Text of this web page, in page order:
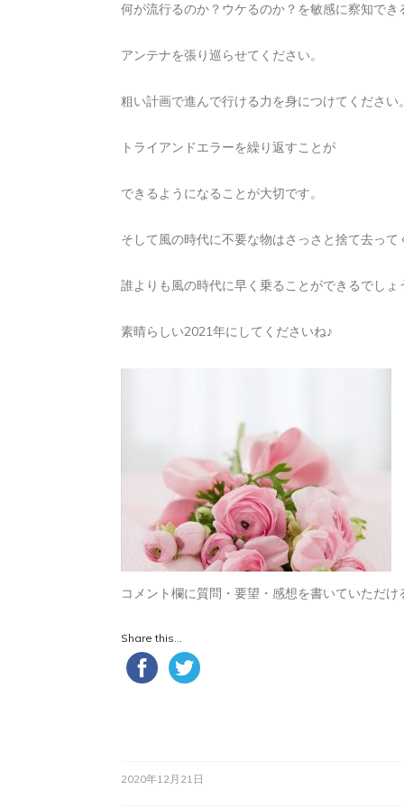
何が流行るのか？ウケるのか？を敏感に察知でき
アンテナを張り巡らせてください。
粗い計画で進んで行ける力を身につけてください。
トライアンドエラーを繰り返すことが
できるようになることが大切です。
そして風の時代に不要な物はさっさと捨て去って
誰よりも風の時代に早く乗ることができるでしょ
素晴らしい2021年にしてくださいね♪
コメント欄に質問・要望・感想を書いていただけ
Share this...
2020年12月21日